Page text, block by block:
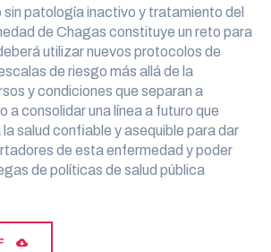
patología inactivo y tratamiento del
de Chagas constituye un reto para
utilizar nuevos protocolos de
de riesgo más allá de la
y condiciones que separan a
a consolidar una línea a futuro que
salud confiable y asequible para dar
de esta enfermedad y poder
de políticas de salud pública